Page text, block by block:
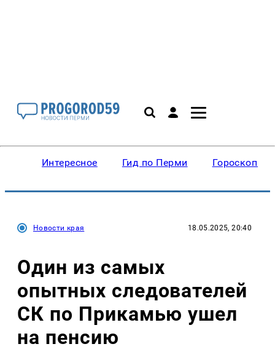
Интересное Гид по Перми Гороскопы
Новости края 18.05.2025, 20:40
Один из самых
опытных следователей
СК по Прикамью ушел
на пенсию